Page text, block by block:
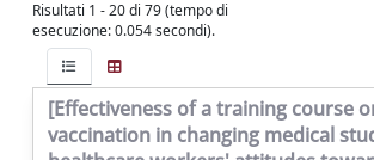
Risultati 1 - 20 di 79 (tempo di
esecuzione: 0.054 secondi).
[Effectiveness of a training course
vaccination in changing medical